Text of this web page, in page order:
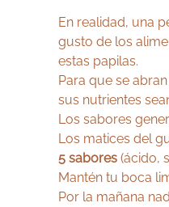
En realidad, una
gusto de los
estas papilas.
Para que se
sus nutrientes
Los sabores
Los matices del
5 sabores (ácido,
Mantén tu boca
Por la mañana